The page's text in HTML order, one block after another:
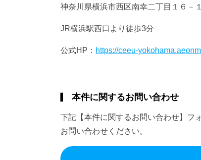
神奈川県横浜市西区南幸二丁目１６－１
JR横浜駅西口より徒歩3分
公式HP： https://ceeu-
本件に関するお問い合わせ
下記【本件に関するお問い合わせ】フ
お問い合わせください。